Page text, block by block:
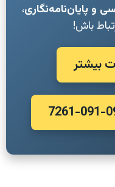
و پایان‌نامه‌نگاری،
باش!
بیشتر